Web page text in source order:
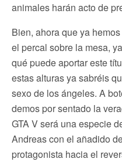
animales harán acto de
Bien, ahora que ya
el percal sobre la mesa,
qué puede aportar este
estas alturas ya sabréis
sexo de los ángeles. A
demos por sentado la
GTA V será una especie
Andreas con el añadido
protagonista hacia el